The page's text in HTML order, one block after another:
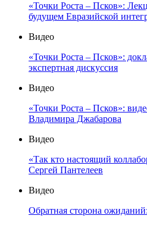
«Точки Роста – Псков»:
будущем Евразийской
Видео
«Точки Роста – Псков»:
экспертная дискуссия
Видео
«Точки Роста – Псков»:
Владимира Джабарова
Видео
«Так кто настоящий
Сергей Пантелеев
Видео
Обратная сторона